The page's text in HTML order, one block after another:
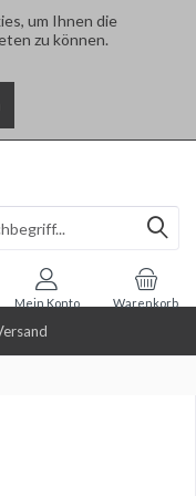
um Ihnen die
zu können.
Warenkorb
Mein Konto